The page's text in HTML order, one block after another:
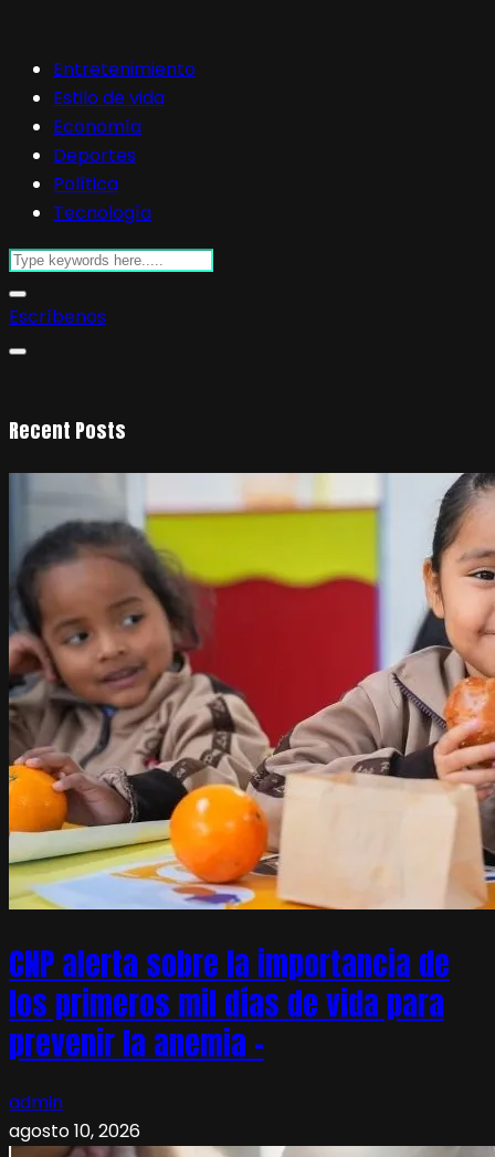
Entretenimiento
Estilo de vida
Economía
Deportes
Política
Tecnología
Escríbenos
Recent Posts
CNP alerta sobre la importancia de
los primeros mil días de vida para
prevenir la anemia –
admin
agosto 10, 2026